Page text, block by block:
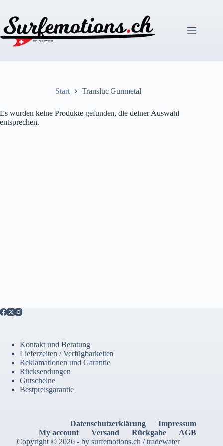
springen
Start Transluc Gunmetal
Es wurden keine Produkte gefunden, die deiner Auswahl
entsprechen.
Kontakt und Beratung
Lieferzeiten / Verfügbarkeiten
Reklamationen und Garantie
Rücksendungen
Gutscheine
Bestpreisgarantie
Datenschutzerklärung
Impressum
My account
Versand Rückgabe
AGB
Copyright © 2026 - by surfemotions.ch / tradewater